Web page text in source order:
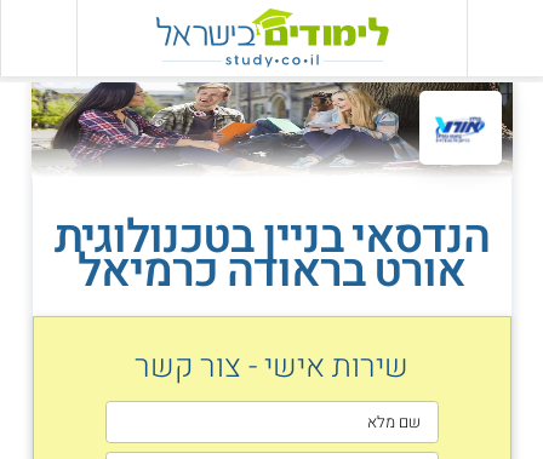
הנדסאי בניין בטכנולוגית
אורט בראודה כרמיאל
שירות אישי - צור קשר